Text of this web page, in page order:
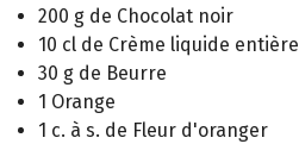
200 g de Chocolat noir
10 cl de Crème liquide entière
30 g de Beurre
1 Orange
1 c. à s. de Fleur d'oranger